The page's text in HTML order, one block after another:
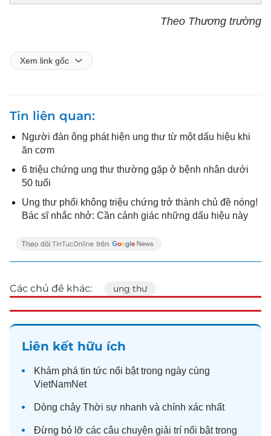
Theo Thương trường
Xem link gốc
Tin liên quan
Người đàn ông phát hiện ung thư từ một dấu hiệu khi
ăn cơm
6 triệu chứng ung thư thường gặp ở bệnh nhân dưới
50 tuổi
Ung thư phổi không triệu chứng trở thành chủ đề nóng!
Bác sĩ nhắc nhở: Cần cảnh giác những dấu hiệu này
Các chủ đề khác: ung thư
Liên kết hữu ích
Khám phá tin tức nổi bật trong ngày cùng
VietNamNet
Dòng chảy Thời sự nhanh và chính xác nhất
Đừng bỏ lỡ các câu chuyện giải trí nổi bật trong